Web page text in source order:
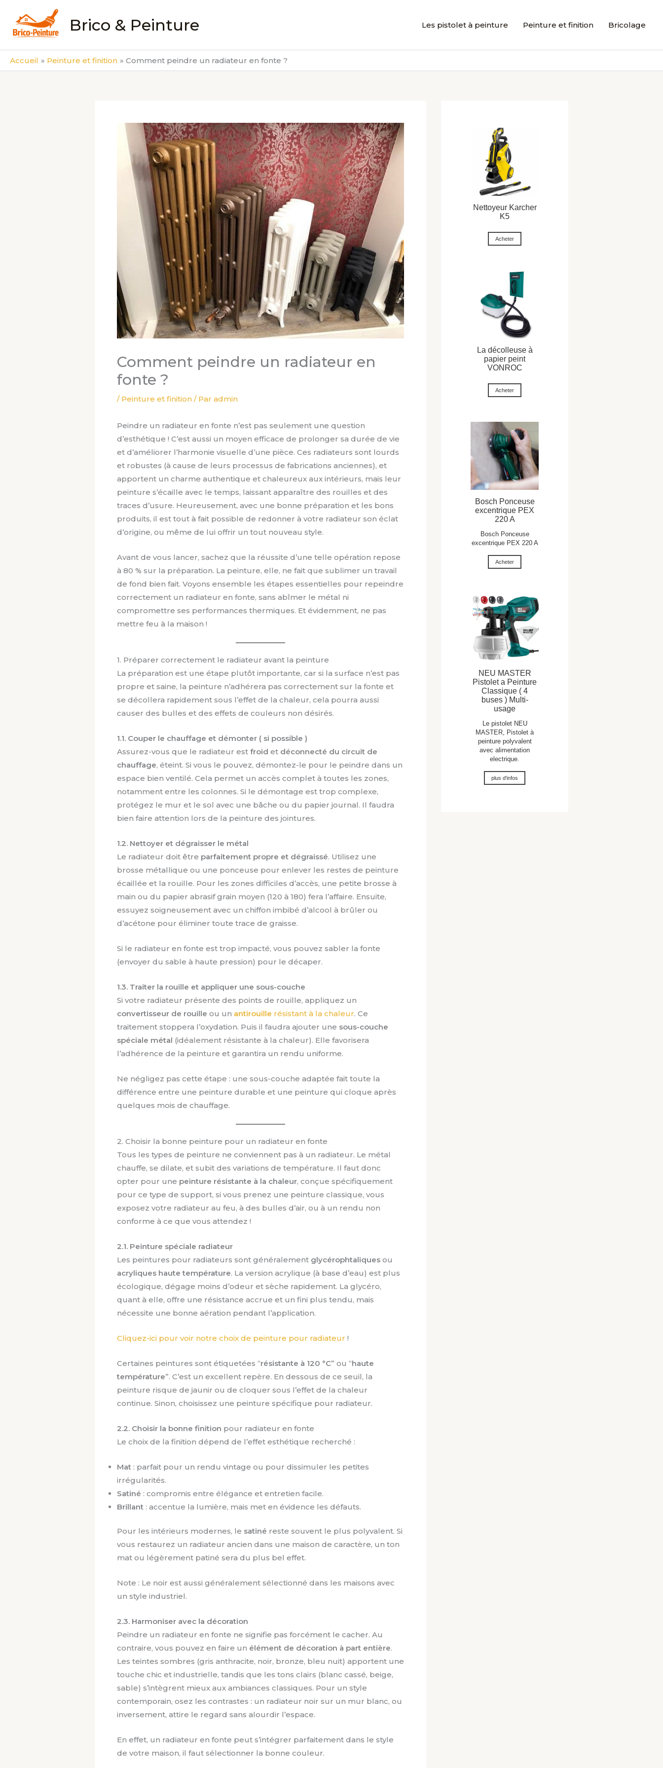
contenu
Brico & Peinture Les pistolet à peinture Peinture et finition Bricolage
Accueil Peinture et finition Comment peindre un radiateur en fonte ?
Comment peindre un radiateur en
fonte ?
/ Peinture et finition / Par admin
Peindre un radiateur en fonte n’est pas seulement une question
d’esthétique ! C’est aussi un moyen efficace de prolonger sa durée de vie
et d’améliorer l’harmonie visuelle d’une pièce. Ces radiateurs sont lourds
et robustes (à cause de leurs processus de fabrications anciennes), et
apportent un charme authentique et chaleureux aux intérieurs, mais leur
peinture s’écaille avec le temps, laissant apparaître des rouilles et des
traces d’usure. Heureusement, avec une bonne préparation et les bons
produits, il est tout à fait possible de redonner à votre radiateur son éclat
d’origine, ou même de lui offrir un tout nouveau style.
Avant de vous lancer, sachez que la réussite d’une telle opération repose
à 80 % sur la préparation. La peinture, elle, ne fait que sublimer un travail
de fond bien fait. Voyons ensemble les étapes essentielles pour repeindre
correctement un radiateur en fonte, sans abîmer le métal ni
compromettre ses performances thermiques. Et évidemment, ne pas
mettre feu à la maison !
1. Préparer correctement le radiateur avant la peinture
La préparation est une étape plutôt importante, car si la surface n’est pas
propre et saine, la peinture n’adhérera pas correctement sur la fonte et
se décollera rapidement sous l’effet de la chaleur, cela pourra aussi
causer des bulles et des effets de couleurs non désirés.
1.1. Couper le chauffage et démonter ( si possible )
Assurez-vous que le radiateur est froid et déconnecté du circuit de
chauffage, éteint. Si vous le pouvez, démontez-le pour le peindre dans un
espace bien ventilé. Cela permet un accès complet à toutes les zones,
notamment entre les colonnes. Si le démontage est trop complexe,
protégez le mur et le sol avec une bâche ou du papier journal. Il faudra
bien faire attention lors de la peinture des jointures.
1.2. Nettoyer et dégraisser le métal
Le radiateur doit être parfaitement propre et dégraissé. Utilisez une
brosse métallique ou une ponceuse pour enlever les restes de peinture
écaillée et la rouille. Pour les zones difficiles d’accès, une petite brosse à
main ou du papier abrasif grain moyen (120 à 180) fera l’affaire. Ensuite,
essuyez soigneusement avec un chiffon imbibé d’alcool à brûler ou
d’acétone pour éliminer toute trace de graisse.
Si le radiateur en fonte est trop impacté, vous pouvez sabler la fonte
(envoyer du sable à haute pression) pour le décaper.
1.3. Traiter la rouille et appliquer une sous-couche
Si votre radiateur présente des points de rouille, appliquez un
convertisseur de rouille ou un antirouille résistant à la chaleur. Ce
traitement stoppera l’oxydation. Puis il faudra ajouter une sous-couche
spéciale métal (idéalement résistante à la chaleur). Elle favorisera
l’adhérence de la peinture et garantira un rendu uniforme.
Ne négligez pas cette étape : une sous-couche adaptée fait toute la
différence entre une peinture durable et une peinture qui cloque après
quelques mois de chauffage.
2. Choisir la bonne peinture pour un radiateur en fonte
Tous les types de peinture ne conviennent pas à un radiateur. Le métal
chauffe, se dilate, et subit des variations de température. Il faut donc
opter pour une peinture résistante à la chaleur, conçue spécifiquement
pour ce type de support, si vous prenez une peinture classique, vous
exposez votre radiateur au feu, à des bulles d’air, ou à un rendu non
conforme à ce que vous attendez !
2.1. Peinture spéciale radiateur
Les peintures pour radiateurs sont généralement glycérophtaliques ou
acryliques haute température. La version acrylique (à base d’eau) est plus
écologique, dégage moins d’odeur et sèche rapidement. La glycéro,
quant à elle, offre une résistance accrue et un fini plus tendu, mais
nécessite une bonne aération pendant l’application.
Cliquez-ici pour voir notre choix de peinture pour radiateur !
Certaines peintures sont étiquetées “résistante à 120 °C” ou “haute
température”. C’est un excellent repère. En dessous de ce seuil, la
peinture risque de jaunir ou de cloquer sous l’effet de la chaleur
continue. Sinon, choisissez une peinture spécifique pour radiateur.
2.2. Choisir la bonne finition pour radiateur en fonte
Le choix de la finition dépend de l’effet esthétique recherché :
Mat : parfait pour un rendu vintage ou pour dissimuler les petites
irrégularités.
Satiné : compromis entre élégance et entretien facile.
Brillant : accentue la lumière, mais met en évidence les défauts.
Pour les intérieurs modernes, le satiné reste souvent le plus polyvalent. Si
vous restaurez un radiateur ancien dans une maison de caractère, un ton
mat ou légèrement patiné sera du plus bel effet.
Note : Le noir est aussi généralement sélectionné dans les maisons avec
un style industriel.
2.3. Harmoniser avec la décoration
Peindre un radiateur en fonte ne signifie pas forcément le cacher. Au
contraire, vous pouvez en faire un élément de décoration à part entière.
Les teintes sombres (gris anthracite, noir, bronze, bleu nuit) apportent une
touche chic et industrielle, tandis que les tons clairs (blanc cassé, beige,
sable) s’intègrent mieux aux ambiances classiques. Pour un style
contemporain, osez les contrastes : un radiateur noir sur un mur blanc, ou
inversement, attire le regard sans alourdir l’espace.
En effet, un radiateur en fonte peut s’intégrer parfaitement dans le style
de votre maison, il faut sélectionner la bonne couleur.
Nettoyeur Karcher
K5
Acheter
La décolleuse à
papier peint
VONROC
Acheter
Bosch Ponceuse
excentrique PEX
220 A
Bosch Ponceuse
excentrique PEX 220 A
Acheter
NEU MASTER
Pistolet a Peinture
Classique ( 4
buses ) Multi-
usage
Le pistolet NEU
MASTER, Pistolet à
peinture polyvalent
avec alimentation
electrique.
plus d'infos